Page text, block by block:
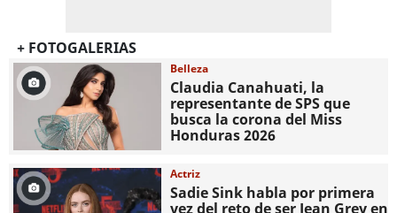
+ FOTOGALERIAS
Belleza
Claudia Canahuati, la
representante de SPS que
busca la corona del Miss
Honduras 2026
Actriz
Sadie Sink habla por primera
vez del reto de ser Jean Grey en